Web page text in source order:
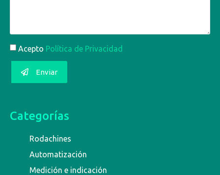
Acepto Política de Privacidad
Enviar
Categorías
Rodachines
Automatización
Medición e indicación